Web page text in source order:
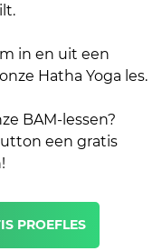
in en uit een
Hatha Yoga les.
BAM-lessen?
een gratis
PROEFLES